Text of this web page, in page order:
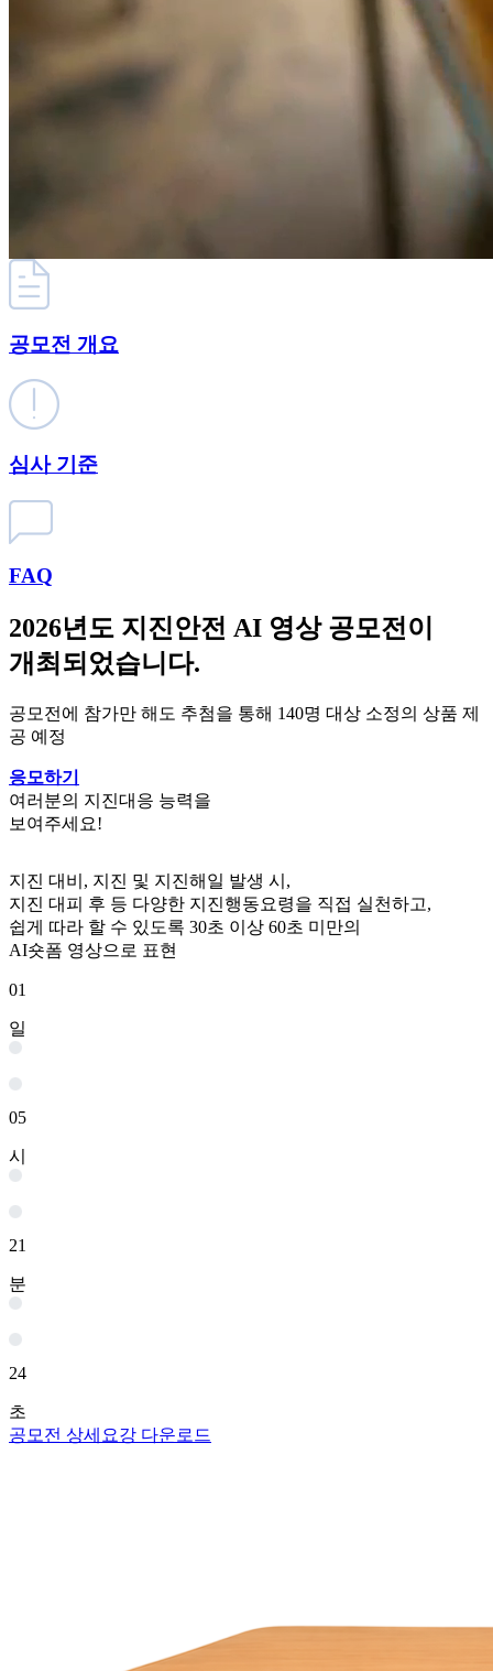
공모전 개요
심사 기준
FAQ
2026년도 지진안전 AI 영상 공모전이
개최되었습니다.
공모전에 참가만 해도 추첨을 통해 140명 대상 소정의 상품 제
공 예정
응모하기
여러분의 지진대응 능력을
보여주세요!
지진 대비, 지진 및 지진해일 발생 시,
지진 대피 후 등 다양한 지진행동요령을 직접 실천하고,
쉽게 따라 할 수 있도록 30초 이상 60초 미만의
AI숏폼 영상으로 표현
01
일
05
시
21
분
23
초
공모전 상세요강 다운로드